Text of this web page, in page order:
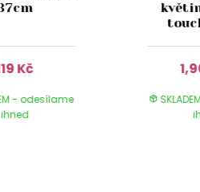
Kč
- odesílame
ihned